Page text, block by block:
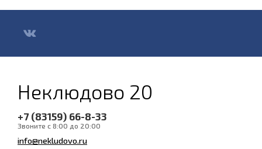
Неклюдово 20
+7 (83159) 66-8-33
Звоните с 8:00 до 20:00
info@nekludovo.ru